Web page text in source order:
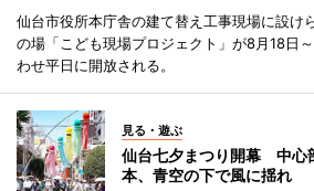
仙台市役所本庁舎の建て替え工事現場に設け
の場「こども現場プロジェクト」が8月18日
わせ平日に開放される。
見る・遊ぶ
仙台七夕まつり開幕 中心
本、青空の下で風に揺れ